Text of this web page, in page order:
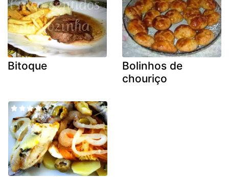
Bitoque
Bolinhos de
chouriço